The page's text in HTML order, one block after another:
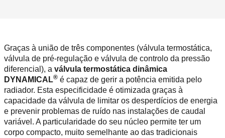
Graças à união de três componentes (válvula termostática,
válvula de pré-regulação e válvula de controlo da pressão
diferencial), a válvula termostática dinâmica
DYNAMICAL® é capaz de gerir a potência emitida pelo
radiador. Esta especificidade é otimizada graças à
capacidade da válvula de limitar os desperdícios de energia
e prevenir problemas de ruído nas instalações de caudal
variável. A particularidade do seu núcleo permite ter um
corpo compacto, muito semelhante ao das tradicionais